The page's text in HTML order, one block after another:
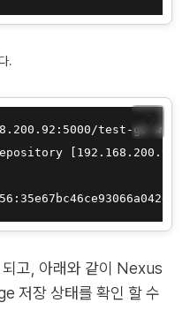
.
test-go-web
📋
고, 아래와 같이 Nexus
저장 상태를 확인 할 수